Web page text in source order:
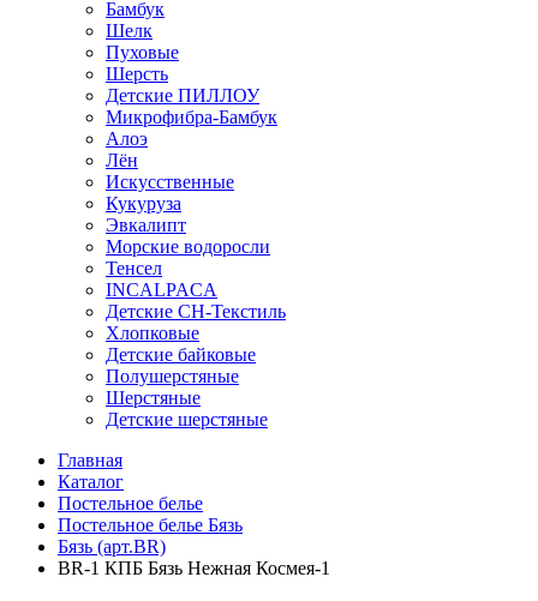
Бамбук
Шелк
Пуховые
Шерсть
Детские ПИЛЛОУ
Микрофибра-Бамбук
Алоэ
Лён
Искусственные
Кукуруза
Эвкалипт
Морские водоросли
Тенсел
INCALPACA
Детские СН-Текстиль
Хлопковые
Детские байковые
Полушерстяные
Шерстяные
Детские шерстяные
Главная
Каталог
Постельное белье
Постельное белье Бязь
Бязь (арт.BR)
BR-1 КПБ Бязь Нежная Космея-1